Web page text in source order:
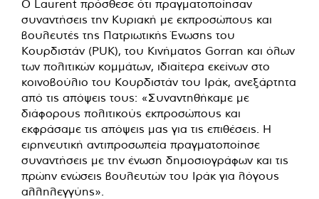
Ο Laurent πρόσθεσε ότι πραγματοποίησαν
συναντήσεις την Κυριακή με εκπροσώπους και
βουλευτές της Πατριωτικής Ένωσης του
Κουρδιστάν (PUK), του Κινήματος Gorran και όλων
των πολιτικών κομμάτων, ιδιαίτερα εκείνων στο
κοινοβούλιο του Κουρδιστάν του Ιράκ, ανεξάρτητα
από τις απόψεις τους: «Συναντηθήκαμε με
διάφορους πολιτικούς εκπροσώπους και
εκφράσαμε τις απόψεις μας για τις επιθέσεις. Η
ειρηνευτική αντιπροσωπεία πραγματοποίησε
συναντήσεις με την ένωση δημοσιογράφων και τις
πρώην ενώσεις βουλευτών του Ιράκ για λόγους
αλληλεγγύης».